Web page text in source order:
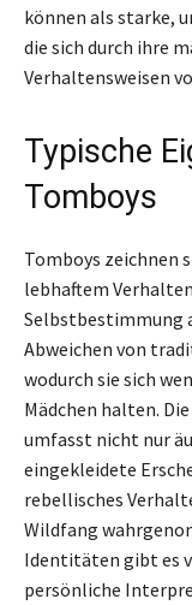
können als starke,
die sich durch ihre
Verhaltensweisen
Typische
Tomboys
Tomboys zeichnen
lebhaftem
Selbstbestimmung
Abweichen von
wodurch sie sich
Mädchen halten.
umfasst nicht nur
eingekleidete
rebellisches
Wildfang
Identitäten gibt es
persönliche